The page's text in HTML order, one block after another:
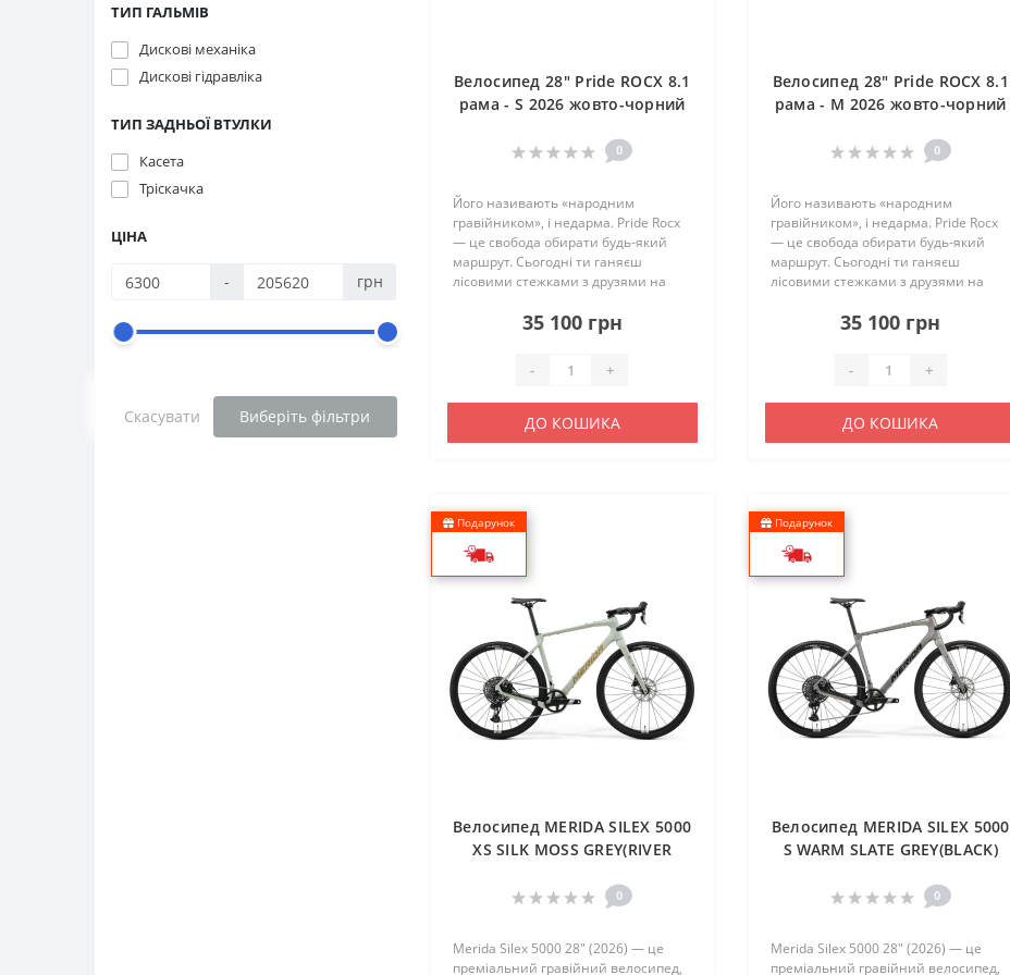
ТИП ГАЛЬМІВ
Дискові механіка
Дискові гідравліка
ТИП ЗАДНЬОЇ ВТУЛКИ
Касета
Тріскачка
ЦІНА
- грн
Скасувати Виберіть фільтри
Велосипед 28" Pride ROCX 8.1
рама - S 2026 жовто-чорний
0
Його називають «народним
гравійником», і недарма. Pride Rocx
— це свобода обирати будь-який
маршрут. Сьогодні ти ганяєш
лісовими стежками з друзями на
оминаєш затори у центрі міста, а на
35 100 грн
- +
ДО КОШИКА
Велосипед 28" Pride ROCX 8.1
рама - M 2026 жовто-чорний
0
Його називають «народним
гравійником», і недарма. Pride Rocx
— це свобода обирати будь-який
маршрут. Сьогодні ти ганяєш
лісовими стежками з друзями на
оминаєш затори у центрі міста, а на
35 100 грн
- +
ДО КОШИКА
Подарунок
Велосипед MERIDA SILEX 5000
XS SILK MOSS GREY(RIVER
0
Merida Silex 5000 28″ (2026) — це
преміальний гравійний велосипед,
Подарунок
Велосипед MERIDA SILEX 5000
S WARM SLATE GREY(BLACK)
0
Merida Silex 5000 28″ (2026) — це
преміальний гравійний велосипед,